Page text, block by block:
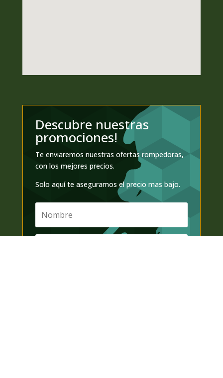
Descubre nuestras
promociones!
Te enviaremos nuestras ofertas rompedoras,
con los mejores precios.
Solo aquí te aseguramos el precio mas bajo.